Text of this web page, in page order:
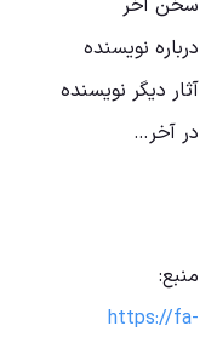
سخن آخر
درباره نویسنده
آثار دیگر نویسنده
در آخر…
منبع:
https://fa-